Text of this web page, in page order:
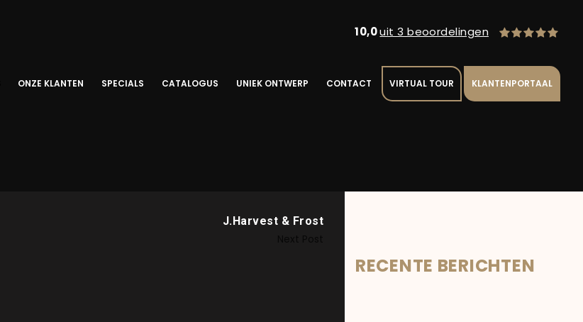
10,0uit 3 beoordelingen
ONZE KLANTEN SPECIALS CATALOGUS UNIEK ONTWERP CONTACT VIRTUAL TOUR KLANTENPORTAAL
J.Harvest & Frost
RECENTE BERICHTEN